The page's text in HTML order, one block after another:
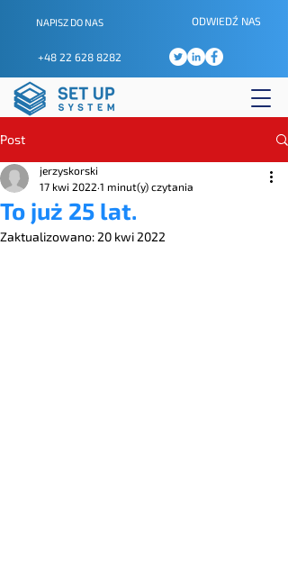
NAPISZ DO NAS
+48 22 628 8282
ODWIEDŹ NAS
Post
To już 25 lat.
jerzyskorski
17 kwi 2022 1 minut(y) czytania
Zaktualizowano: 20 kwi 2022